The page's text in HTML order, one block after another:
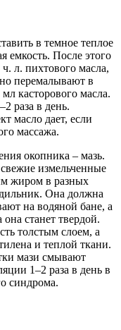
в темное теплое
емкость. После этого
л. пихтового масла,
перемалывают в
касторового масла.
раза в день.
масло дает, если
массажа.
окопника – мазь.
измельченные
жиром в разных
Она должна
на водяной бане, а
станет твердой.
толстым слоем, а
и теплой ткани.
мази смывают
1–2 раза в день в
синдрома.